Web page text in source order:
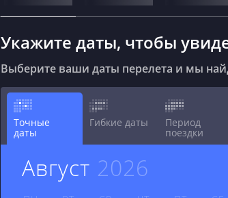
Укажите даты, чтобы
Выберите ваши даты перелета и мы
Точные
даты
Гибкие даты Период
поездки
август 2026